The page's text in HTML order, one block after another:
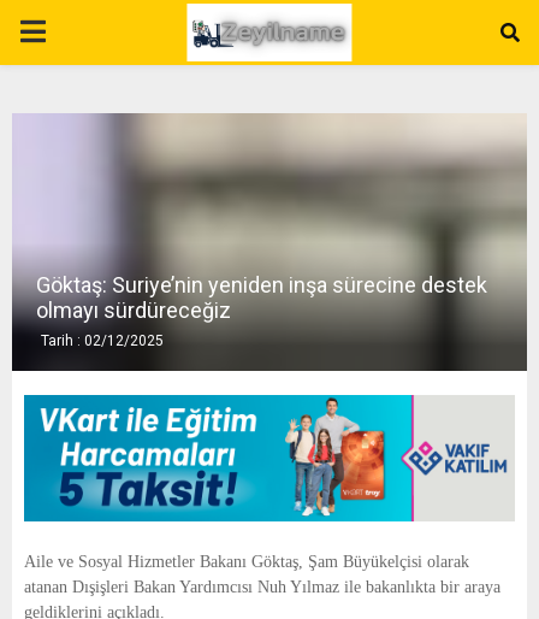
P
A
E
Göktaş: Suriye’nin yeniden inşa sürecine destek
olmayı sürdüreceğiz
Tarih : 02/12/2025
Aile ve Sosyal Hizmetler Bakanı Göktaş, Şam Büyükelçisi olarak
atanan Dışişleri Bakan Yardımcısı Nuh Yılmaz ile bakanlıkta bir araya
geldiklerini açıkladı.